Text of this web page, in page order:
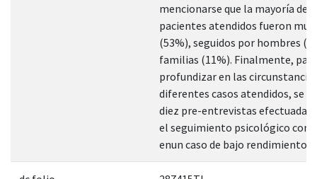
mencionarse que la mayoría de
pacientes atendidos fueron
(53%), seguidos por hombres
familias (11%). Finalmente, para
profundizar en las
diferentes casos atendidos, se
diez pre-entrevistas efectuadas,
el seguimiento psicológico
enun caso de bajo rendimiento